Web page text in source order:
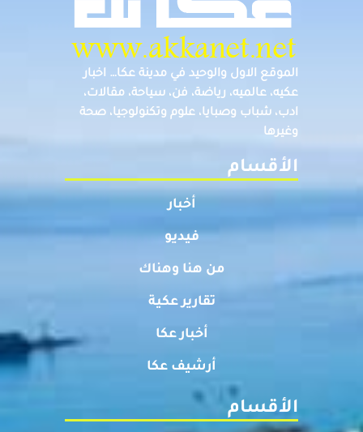
الموقع الاول والوحيد في مدينة عكا… اخبار
عكيه، عالميه، رياضة، فن، سياحة، مقالات،
ادب، شباب وصبايا، علوم وتكنولوجيا، صحة
وغيرها
الأقسام
أخبار
فيديو
من هنا وهناك
تقارير عكية
أخبار عكا
أرشيف عكا
الأقسام